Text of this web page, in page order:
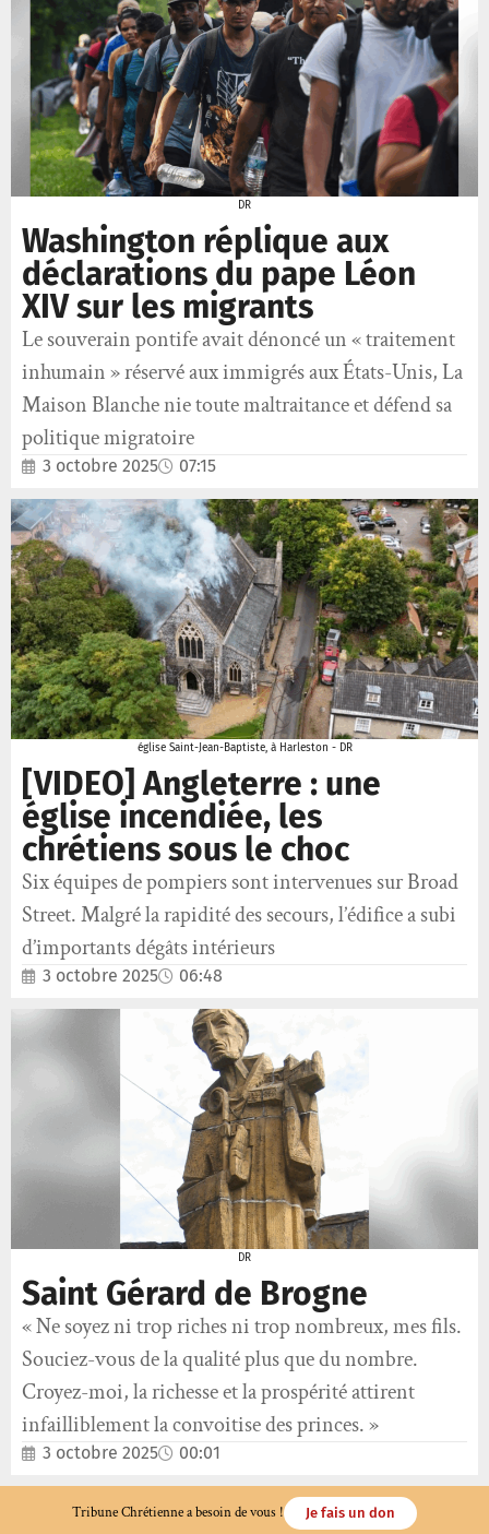
DR
Washington réplique aux
déclarations du pape Léon
XIV sur les migrants
Le souverain pontife avait dénoncé un « traitement
inhumain » réservé aux immigrés aux États-Unis, La
Maison Blanche nie toute maltraitance et défend sa
politique migratoire
3 octobre 2025 07:15
église Saint-Jean-Baptiste, à Harleston - DR
[VIDEO] Angleterre : une
église incendiée, les
chrétiens sous le choc
Six équipes de pompiers sont intervenues sur Broad
Street. Malgré la rapidité des secours, l’édifice a subi
d’importants dégâts intérieurs
3 octobre 2025 06:48
DR
Saint Gérard de Brogne
« Ne soyez ni trop riches ni trop nombreux, mes fils.
Souciez-vous de la qualité plus que du nombre.
Croyez-moi, la richesse et la prospérité attirent
infailliblement la convoitise des princes. »
3 octobre 2025 00:01
Tribune Chrétienne a besoin de vous ! Je fais un don